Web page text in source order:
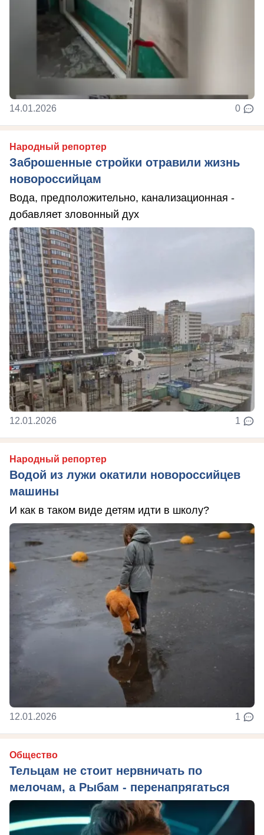
14.01.2026 0
Народный репортер
Заброшенные стройки отравили жизнь
новороссийцам
Вода, предположительно, канализационная -
добавляет зловонный дух
12.01.2026 1
Народный репортер
Водой из лужи окатили новороссийцев
машины
И как в таком виде детям идти в школу?
12.01.2026 1
Общество
Тельцам не стоит нервничать по
мелочам, а Рыбам - перенапрягаться